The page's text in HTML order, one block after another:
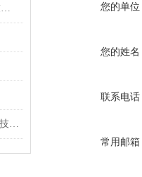
JBC-03型继电保护测试仪特点主要技术参数操作键说明
HJD-1000A集电器【上海康登电气科技有限公司】
您的单位
您的姓名
联系电话
常用邮箱